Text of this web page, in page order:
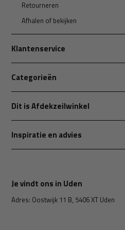
Retourneren
Afhalen of bekijken
Klantenservice
Categorieën
Dit is Afdekzeilwinkel
Inspiratie en advies
Je vindt ons in Uden
Adres: Oostwijk 11 B, 5406 XT Uden